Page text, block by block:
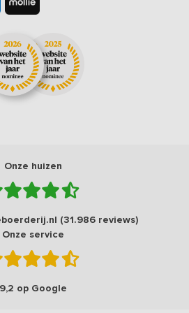
Onze huizen
(31.986 reviews)
Onze service
9,2 op Google